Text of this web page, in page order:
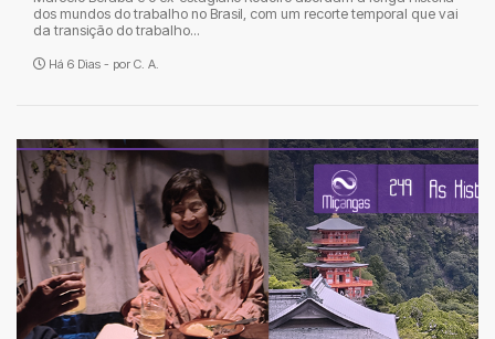
dos mundos do trabalho no Brasil, com um recorte temporal que vai
da transição do trabalho...
Há 6 Dias - por C. A.